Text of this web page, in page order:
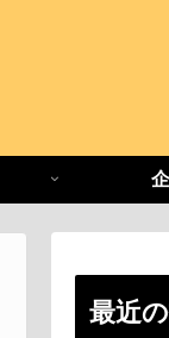
最近